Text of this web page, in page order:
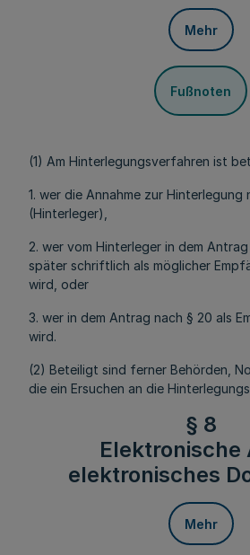
Mehr
Fußnoten
(1) Am Hinterlegungsverfahren ist
1. wer die Annahme zur Hinterlegung
(Hinterleger),
2. wer vom Hinterleger in dem Antrag
später schriftlich als möglicher
wird, oder
3. wer in dem Antrag nach § 20 als
wird.
(2) Beteiligt sind ferner Behörden,
die ein Ersuchen an die
§ 8
Elektronische
elektronisches
Mehr